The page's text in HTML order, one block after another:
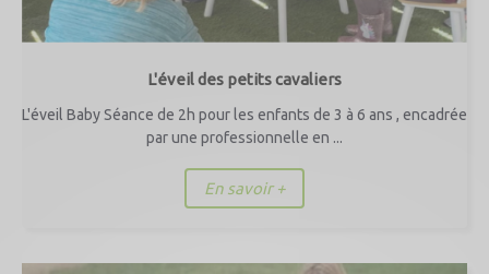
L'éveil des petits cavaliers
L'éveil Baby Séance de 2h pour les enfants de 3 à 6 ans , encadrée
par une professionnelle en ...
En savoir +